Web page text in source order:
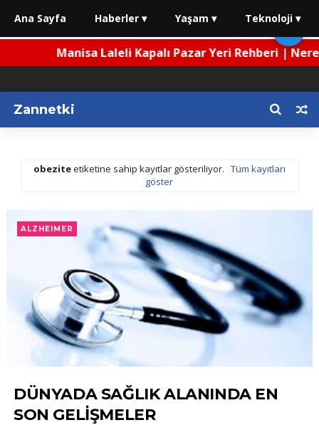
Manisa Laleli Kapalı Pazar Yeri Rehberi |
Zannetki
obeziteetiketine sahip kayıtlar gösteriliyor. Tüm kayıtları
göster
ALZHEIMER
DÜNYADA SAĞLIK ALANINDA EN
SON GELİŞMELER
Ana Sayfa Haberler ▾ Yaşam ▾ Teknoloji ▾